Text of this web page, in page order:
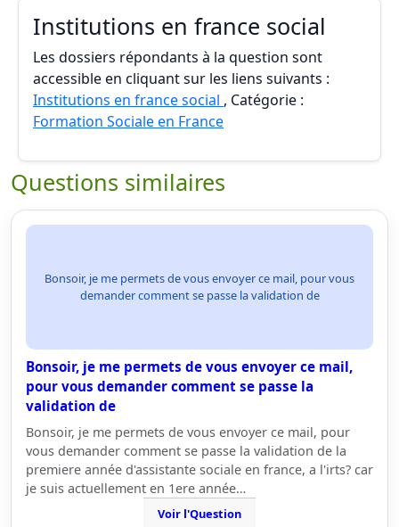
Institutions en france social
Les dossiers répondants à la question sont
accessible en cliquant sur les liens suivants :
Institutions en france social , Catégorie :
Formation Sociale en France
Questions similaires
Bonsoir, je me permets de vous envoyer ce mail, pour vous
demander comment se passe la validation de
Bonsoir, je me permets de vous envoyer ce mail,
pour vous demander comment se passe la
validation de
Bonsoir, je me permets de vous envoyer ce mail, pour
vous demander comment se passe la validation de la
premiere année d'assistante sociale en france, a l'irts? car
je suis actuellement en 1ere année…
Voir l'Question